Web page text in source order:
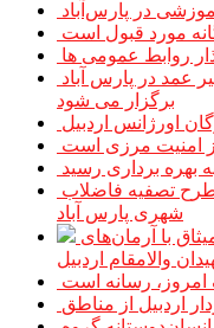
در پارس‌آباد
روابط عمومی ها
برگزار می شود
اورژانس اردبیل
امنیت مرزی است
شهری پارس آباد
والامقام اردبیل
امروز، رسانه است
اردبیل از مناطق